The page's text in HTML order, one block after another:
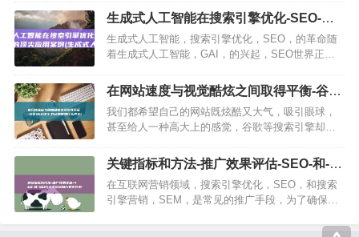
们头疼不已的问题，正文在互联网的世界里，搜索
引擎优化师，SE…
生成式人工智能在搜索引擎优化-SEO-中
的顶尖应用案例 (生成式人工智能是什么意
思)
生成式人工智能，搜索引擎优化，SEO，的革命随
着生成式人工智能，GAI，的兴起，SEO世界正在
学习系统具有研究大量信息、理解上下文和含义以
及生成类似人类写成…
在网站速度与视觉酷炫之间取得平衡-谷歌
SEO优化 (网站速度跟什么有关)
我们都希望自己的网站既炫酷又大气，吸引眼球，
甚至给人一种高大上的感觉，谷歌等搜索引擎却希
优化和酷炫效果呢，网站加载速度的重要性谷歌等
搜索引擎非常重视网站的加…
关键指标和方法-推广效果评估-SEO-和-
SEM (关键指标和方案的区别)
在互联网营销领域，搜索引擎优化，SEO，和搜索
引擎营销，SEM，是常见的推广手段，为了确保营
将详细介绍如何有效评估这些推广方式的效果，